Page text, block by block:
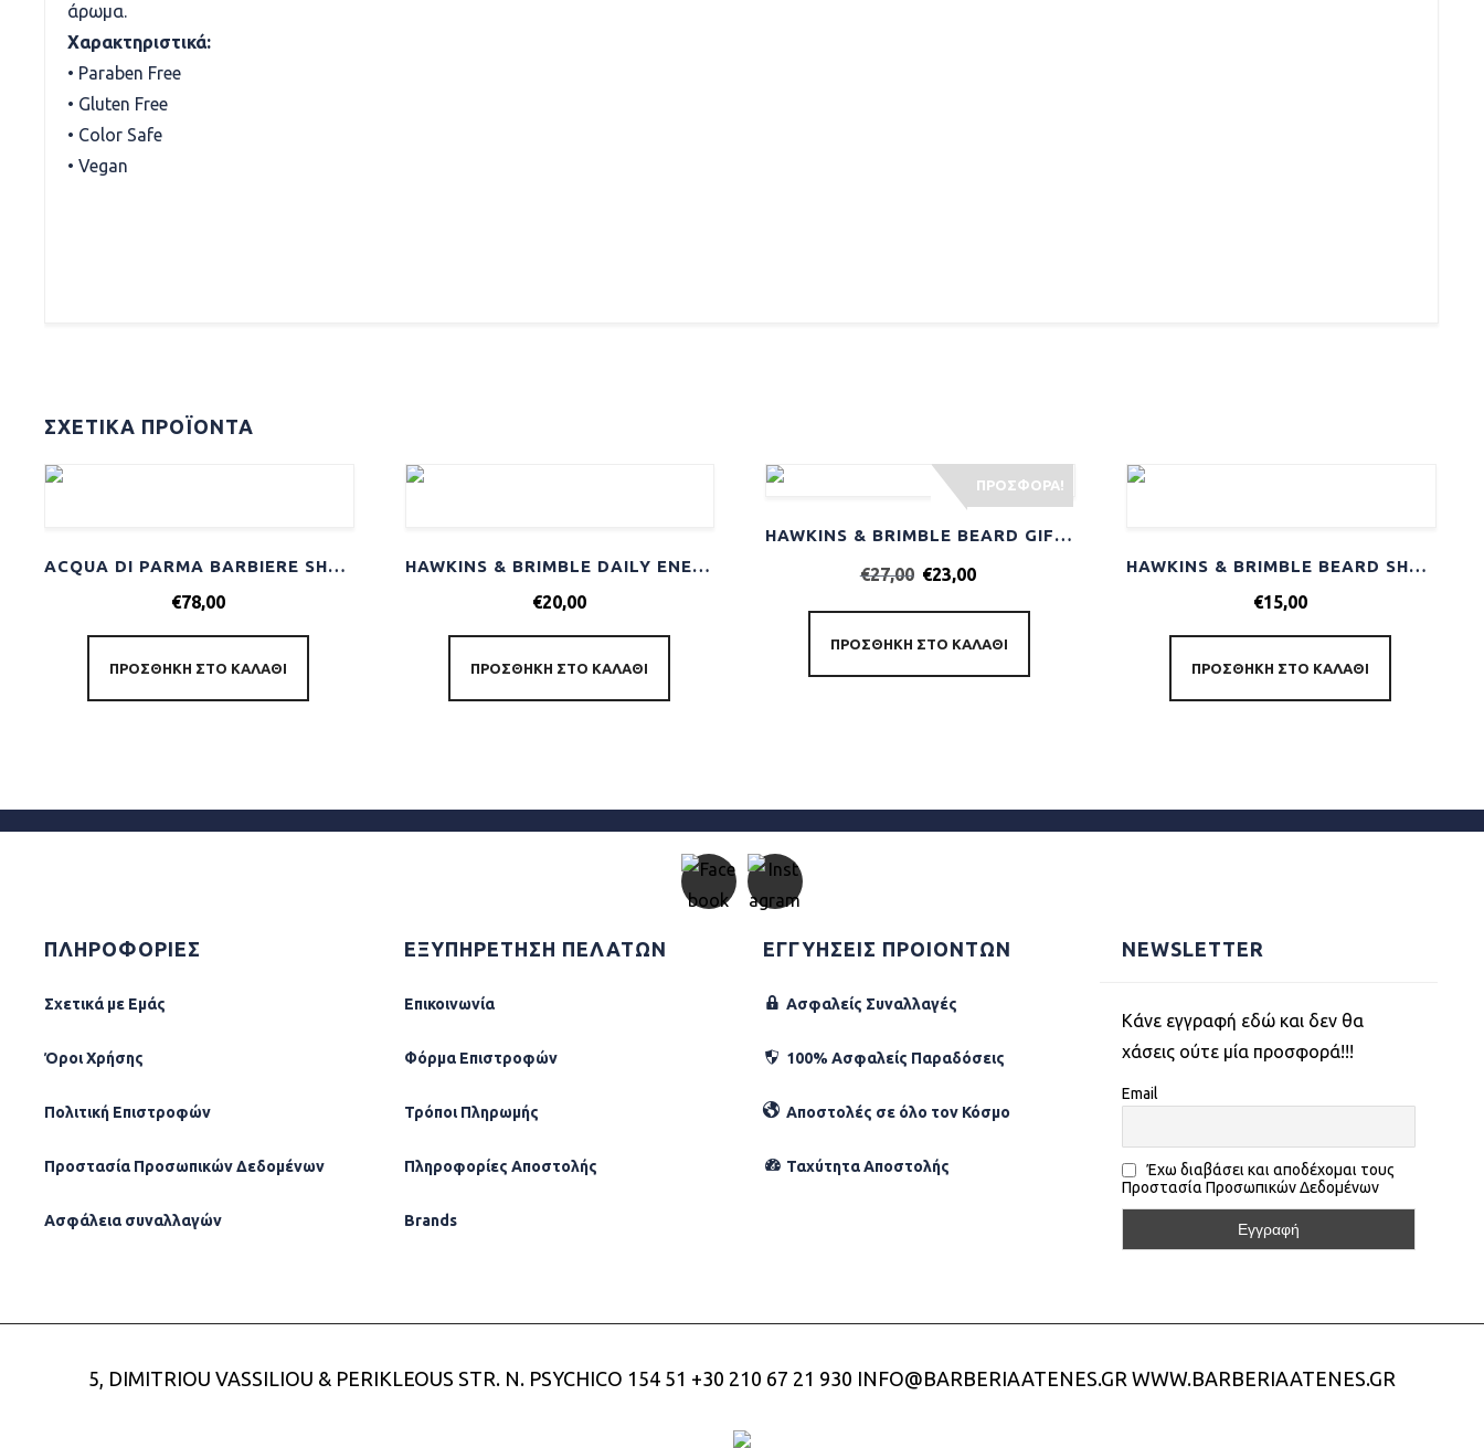
άρωμα.
Χαρακτηριστικά:
• Paraben Free
• Gluten Free
• Color Safe
• Vegan
ΣΧΕΤΙΚΆ ΠΡΟΪΌΝΤΑ
ACQUA DI PARMA BARBIERE SHAVING CREAM 125GR
€78,00
ΠΡΟΣΘΉΚΗ ΣΤΟ ΚΑΛΆΘΙ
HAWKINS & BRIMBLE DAILY ENERGISING MOISTURISER 100ML
€20,00
ΠΡΟΣΘΉΚΗ ΣΤΟ ΚΑΛΆΘΙ
ΠΡΟΣΦΟΡΆ!
HAWKINS & BRIMBLE BEARD GIFT SET
€27,00 €23,00
ΠΡΟΣΘΉΚΗ ΣΤΟ ΚΑΛΆΘΙ
HAWKINS & BRIMBLE BEARD SHAMPOO 250ML
€15,00
ΠΡΟΣΘΉΚΗ ΣΤΟ ΚΑΛΆΘΙ
ΠΛΗΡΟΦΟΡΙΕΣ
Σχετικά µε Εµάς
Όροι Χρήσης
Πολιτική Επιστροφών
Προστασία Προσωπικών Δεδομένων
Ασφάλεια συναλλαγών
ΕΞΥΠΗΡΕΤΗΣΗ ΠΕΛΑΤΩΝ
Επικοινωνία
Φόρµα Επιστροφών
Τρόποι Πληρωμής
Πληροφορίες Αποστολής
Brands
ΕΓΓΥΗΣΕΙΣ ΠΡΟΙΟΝΤΩΝ
Ασφαλείς Συναλλαγές
100% Ασφαλείς Παραδόσεις
Αποστολές σε όλο τον Κόσµο
Ταχύτητα Αποστολής
NEWSLETTER
Kάνε εγγραφή εδώ και δεν θα
χάσεις ούτε μία προσφορά!!!
Email
Έχω διαβάσει και αποδέχομαι τους
Προστασία Προσωπικών Δεδομένων
5, DIMITRIOU VASSILIOU & PERIKLEOUS STR. N. PSYCHICO 154 51 +30 210 67 21 930 INFO@BARBERIAATENES.GR WWW.BARBERIAATENES.GR